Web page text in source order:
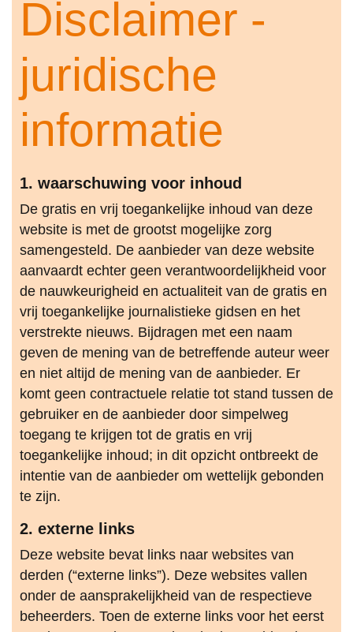
Disclaimer -
juridische
informatie
1. waarschuwing voor inhoud
De gratis en vrij toegankelijke inhoud van deze
website is met de grootst mogelijke zorg
samengesteld. De aanbieder van deze website
aanvaardt echter geen verantwoordelijkheid voor
de nauwkeurigheid en actualiteit van de gratis en
vrij toegankelijke journalistieke gidsen en het
verstrekte nieuws. Bijdragen met een naam
geven de mening van de betreffende auteur weer
en niet altijd de mening van de aanbieder. Er
komt geen contractuele relatie tot stand tussen de
gebruiker en de aanbieder door simpelweg
toegang te krijgen tot de gratis en vrij
toegankelijke inhoud; in dit opzicht ontbreekt de
intentie van de aanbieder om wettelijk gebonden
te zijn.
2. externe links
Deze website bevat links naar websites van
derden (“externe links”). Deze websites vallen
onder de aansprakelijkheid van de respectieve
beheerders. Toen de externe links voor het eerst